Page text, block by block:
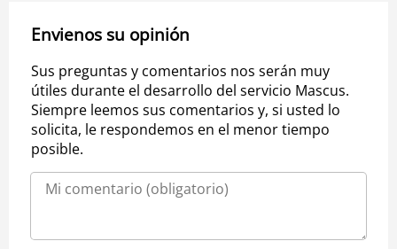
Envienos su opinión
Sus preguntas y comentarios nos serán muy
útiles durante el desarrollo del servicio Mascus.
Siempre leemos sus comentarios y, si usted lo
solicita, le respondemos en el menor tiempo
posible.